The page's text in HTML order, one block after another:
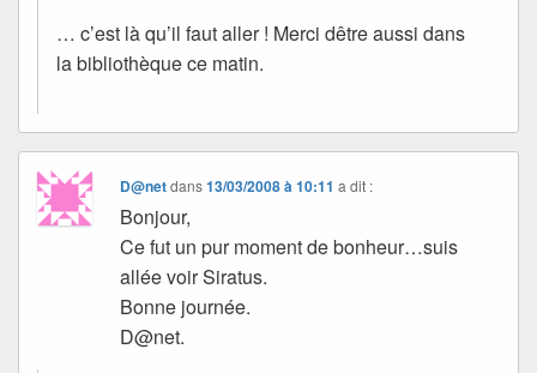
… c’est là qu’il faut aller ! Merci dêtre aussi dans
la bibliothèque ce matin.
D@netdans13/03/2008 à 10:11 a dit :
Bonjour,
Ce fut un pur moment de bonheur…suis
allée voir Siratus.
Bonne journée.
D@net.